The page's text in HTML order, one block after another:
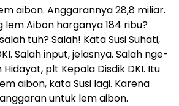
aibon. Anggarannya 28,8 miliar.
lem Aibon harganya 184 ribu?
tuh? Salah! Kata Susi Suhati,
Salah input, jelasnya. Salah nge-
plt Kepala Disdik DKI. Itu
aibon, kata Susi lagi. Karena
untuk lem aibon.